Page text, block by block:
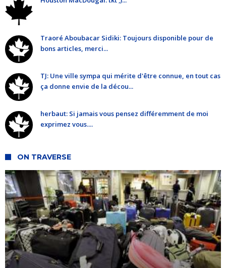
Traoré Aboubacar Sidiki: Toujours disponible pour de
bons articles, merci...
TJ: Une ville sympa qui mérite d'être connue, en tout cas
ça donne envie de la décou...
herbaut: Si jamais vous pensez différemment de moi
exprimez vous....
ON TRAVERSE